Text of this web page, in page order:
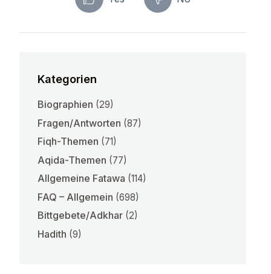
Kategorien
Biographien (29)
Fragen/Antworten (87)
Fiqh-Themen (71)
Aqida-Themen (77)
Allgemeine Fatawa (114)
FAQ – Allgemein (698)
Bittgebete/Adkhar (2)
Hadith (9)